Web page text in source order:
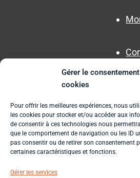
Gérer le
cookies
Pour offrir les meilleures expériences, nous
les cookies pour stocker et/ou accéder aux
de consentir à ces technologies nous
que le comportement de navigation ou les ID
pas consentir ou de retirer son consentement
certaines caractéristiques et fonctions.
Gérer les services
Plan du siteCGV / CGU